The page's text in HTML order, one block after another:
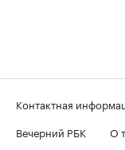
Контактная
Вечерний РБК
О